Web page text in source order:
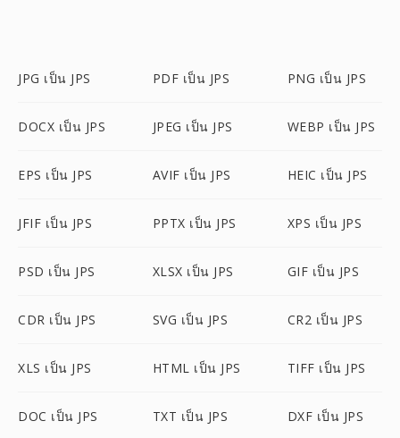
JPG เป็น JPS PDF เป็น JPS PNG เป็น JPS
DOCX เป็น JPS JPEG เป็น JPS WEBP เป็น JPS
EPS เป็น JPS AVIF เป็น JPS HEIC เป็น JPS
JFIF เป็น JPS PPTX เป็น JPS XPS เป็น JPS
PSD เป็น JPS XLSX เป็น JPS GIF เป็น JPS
CDR เป็น JPS SVG เป็น JPS CR2 เป็น JPS
XLS เป็น JPS HTML เป็น JPS TIFF เป็น JPS
DOC เป็น JPS TXT เป็น JPS DXF เป็น JPS